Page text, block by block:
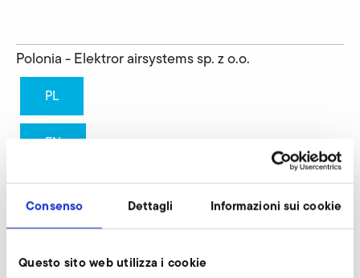
Consenso Dettagli Informazioni sui cookie
Questo sito web utilizza i cookie
Polonia - Elektror airsystems sp. z o.o.
PL
EN
DE